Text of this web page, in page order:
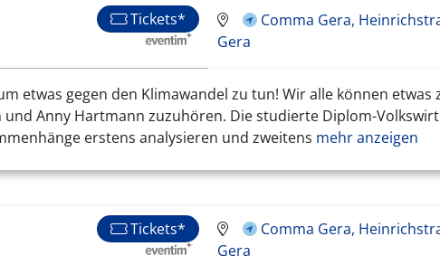
Tickets*
Comma Gera,
Gera
etwas gegen den Klimawandel zu tun! Wir alle können etwas
Anny Hartmann zuzuhören. Die studierte Diplom-
erstens analysieren und zweitens mehr anzeigen
Tickets*
Comma Gera,
Gera